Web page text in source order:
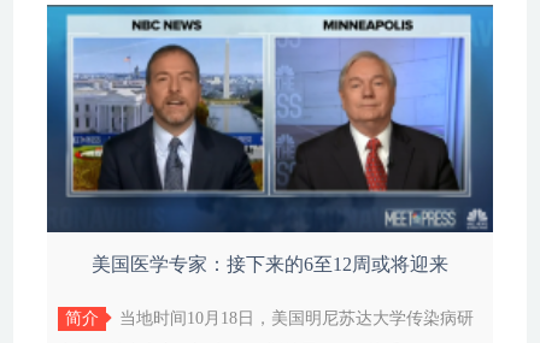
美国医学专家：接下来的6至12周或将迎来
简介
当地时间10月18日，美国明尼苏达大学传染病研